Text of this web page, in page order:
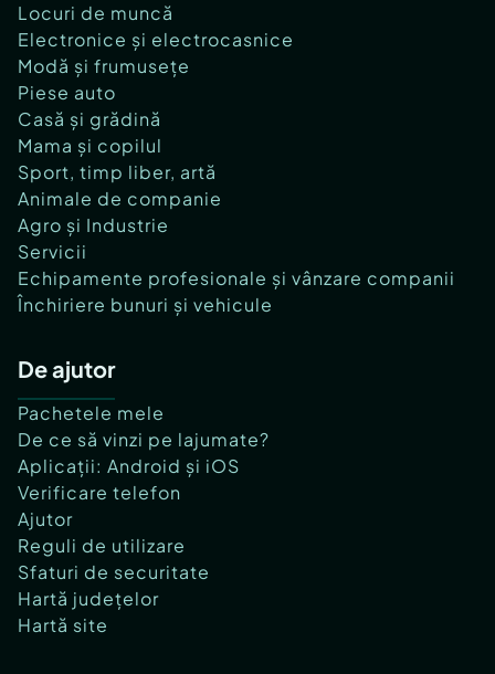
Locuri de muncă
Electronice și electrocasnice
Modă și frumusețe
Piese auto
Casă și grădină
Mama și copilul
Sport, timp liber, artă
Animale de companie
Agro și Industrie
Servicii
Echipamente profesionale și vânzare companii
Închiriere bunuri și vehicule
De ajutor
Pachetele mele
De ce să vinzi pe lajumate?
Aplicații: Android și iOS
Verificare telefon
Ajutor
Reguli de utilizare
Sfaturi de securitate
Hartă județelor
Hartă site